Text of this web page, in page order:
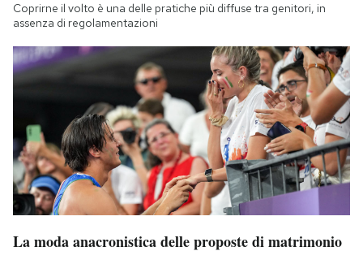
Coprirne il volto è una delle pratiche più diffuse tra genitori, in
assenza di regolamentazioni
La moda anacronistica delle proposte di matrimonio